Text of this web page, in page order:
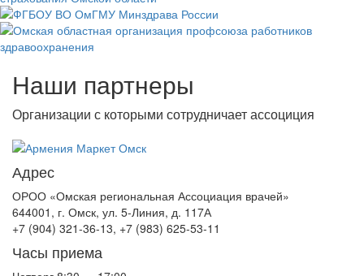
Наши партнеры
Организации с которыми сотрудничает ассоциция
Адрес
ОРОО «Омская региональная Ассоциация врачей»
644001, г. Омск, ул. 5-Линия, д. 117А
+7 (904) 321-36-13, +7 (983) 625-53-11
Часы приема